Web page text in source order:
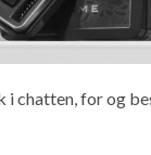
chatten, for og